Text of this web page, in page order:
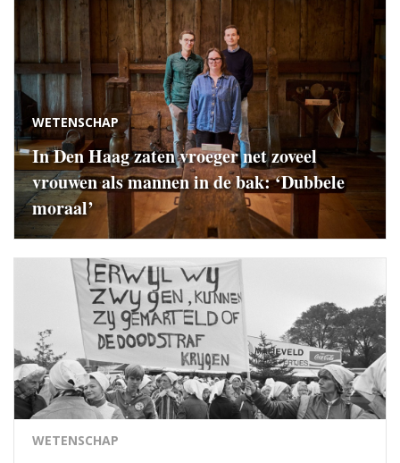
WETENSCHAP
In Den Haag zaten vroeger net zoveel
vrouwen als mannen in de bak: ‘Dubbele
moraal’
WETENSCHAP